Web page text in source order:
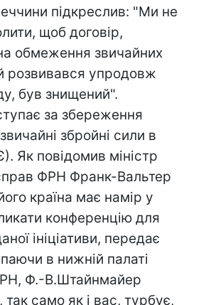
підкреслив: "Ми не
щоб договір,
обмеження звичайних
розвивався упродовж
був знищений".
за збереження
збройні сили в
Як повідомив міністр
ФРН Франк-Вальтер
країна має намір у
конференцію для
ініціативи, передає
в нижній палаті
Ф.-В.Штайнмайер
само як і вас, турбує,